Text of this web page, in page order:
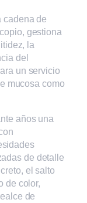
cadena de
gestiona
la
del
un servicio
mucosa como
años una
de detalle
el salto
de color,
de